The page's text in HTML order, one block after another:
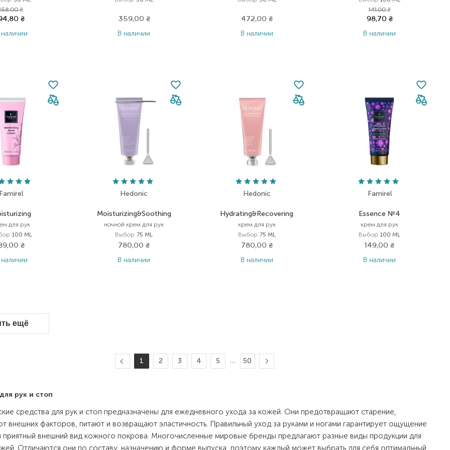
₴
₴ 359,00 ₴
В наличии
472,00 ₴
В наличии
141,00₴
98,70 ₴
В наличии
Famirel
для рук
100 ML
₴
Hedonic
Moisturizing&Soothing
ночной крем для рук
Выбор 75 ML
780,00₴
В наличии
Hedonic
Hydrating&Recovering
крем для рук
Выбор 75 ML
780,00 ₴
В наличии
Famirel
Essence №4
крем для рук
Выбор 100 ML
149,00₴
В наличии
ещё
1 2 3 4 5 … 50
рук и стоп
средства для рук и стоп предназначены для ежедневного ухода за кожей. Они предотвращают старение,
внешних факторов, питают и возвращают эластичность. Правильный уход за руками и ногами гарантирует ощущение
внешний вид кожного покрова. Многочисленные мировые бренды предлагают разные виды продукции для
Отличаются они по составу, назначению и форме выпуска, поэтому каждый может выбрать для себя оптимальный